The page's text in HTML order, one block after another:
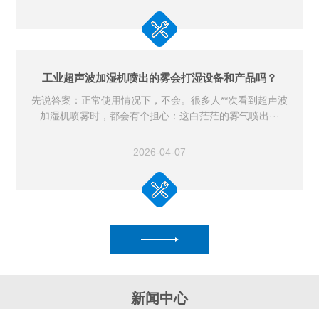
工业超声波加湿机喷出的雾会打湿设备和产品吗？
先说答案：正常使用情况下，不会。很多人**次看到超声波
加湿机喷雾时，都会有个担心：这白茫茫的雾气喷出···
2026-04-07
新闻中心